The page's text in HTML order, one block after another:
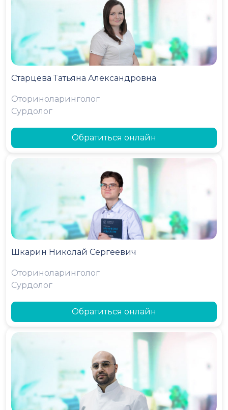
Старцева Татьяна Александровна
Оториноларинголог
Сурдолог
Обратиться онлайн
Шкарин Николай Сергеевич
Оториноларинголог
Сурдолог
Обратиться онлайн